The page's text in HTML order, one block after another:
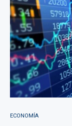
ECONOMÍA